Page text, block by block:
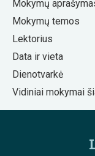
Mokymų
Mokymų temos
Lektorius
Data ir vieta
Dienotvarkė
Vidiniai mokymai